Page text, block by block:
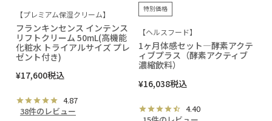
【プレミアム保湿クリーム】
フランキンセンス インテンス
リフトクリーム 50mL(高機能
化粧水 トライアルサイズ プレ
ゼント付き)
¥17,600税込
4.87
38件のレビュー
特別価格
【ヘルスフード】
1ヶ月体感セット―酵素アクテ
ィブプラス（酵素アクティブ
濃縮飲料）
¥16,038税込
4.40